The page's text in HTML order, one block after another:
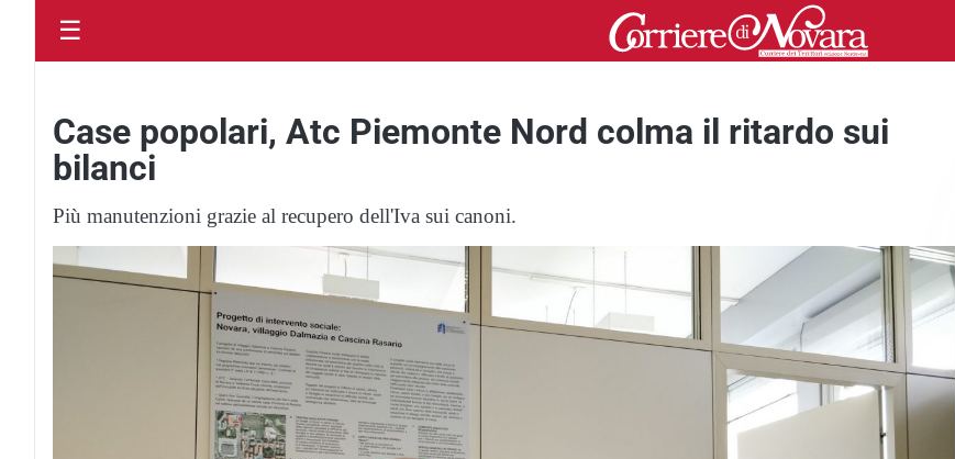
☰
Case popolari, Atc Piemonte Nord colma il ritardo sui
bilanci
Più manutenzioni grazie al recupero dell'Iva sui canoni.